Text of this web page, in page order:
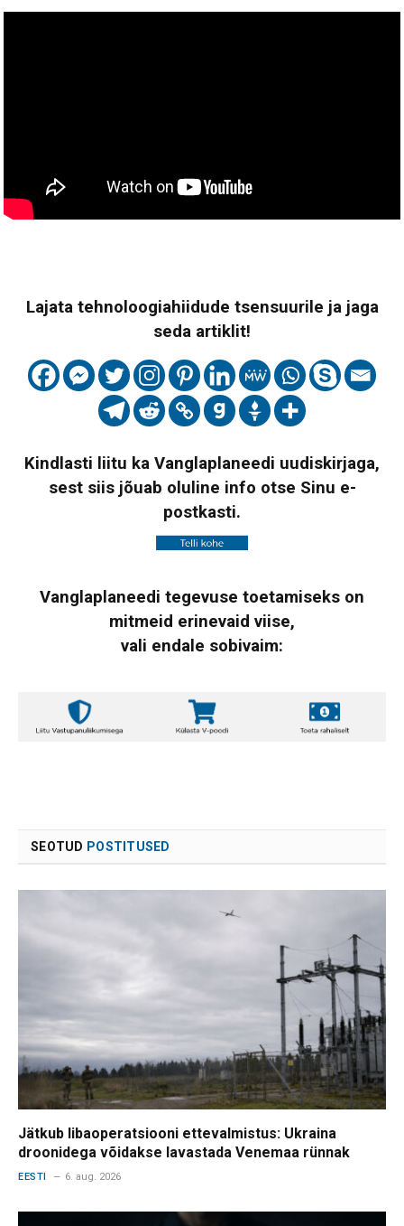
Lajata tehnoloogiahiidude tsensuurile ja jaga
seda artiklit!
Kindlasti liitu ka Vanglaplaneedi uudiskirjaga,
sest siis jõuab oluline info otse Sinu e-
postkasti.
Vanglaplaneedi tegevuse toetamiseks on
mitmeid erinevaid viise,
vali endale sobivaim:
SEOTUD POSTITUSED
Jätkub libaoperatsiooni ettevalmistus: Ukraina
droonidega võidakse lavastada Venemaa rünnak
EESTI 6. aug. 2026